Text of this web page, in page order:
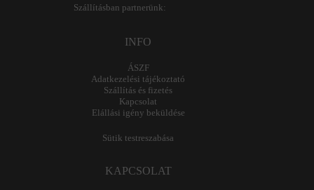
Szállításban partnerünk:
INFO
ÁSZF
Adatkezelési tájékoztató
Szállítás és fizetés
Kapcsolat
Elállási igény beküldése
Sütik testreszabása
KAPCSOLAT